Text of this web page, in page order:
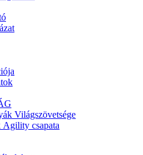
Világszövetsége
csapata